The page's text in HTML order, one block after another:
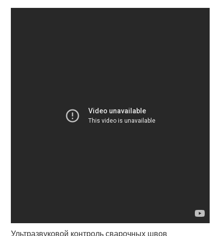
Ультразвуковой контроль сварочных швов